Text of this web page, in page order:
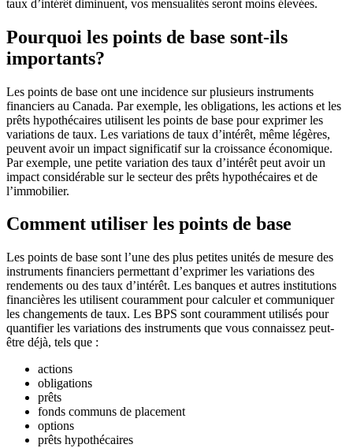
taux d’intérêt diminuent, vos mensualités seront moins élevées.
Pourquoi les points de base sont-ils
importants?
Les points de base ont une incidence sur plusieurs instruments
financiers au Canada. Par exemple, les obligations, les actions et les
prêts hypothécaires utilisent les points de base pour exprimer les
variations de taux. Les variations de taux d’intérêt, même légères,
peuvent avoir un impact significatif sur la croissance économique.
Par exemple, une petite variation des taux d’intérêt peut avoir un
impact considérable sur le secteur des prêts hypothécaires et de
l’immobilier.
Comment utiliser les points de base
Les points de base sont l’une des plus petites unités de mesure des
instruments financiers permettant d’exprimer les variations des
rendements ou des taux d’intérêt. Les banques et autres institutions
financières les utilisent couramment pour calculer et communiquer
les changements de taux. Les BPS sont couramment utilisés pour
quantifier les variations des instruments que vous connaissez peut-
être déjà, tels que :
actions
obligations
prêts
fonds communs de placement
options
prêts hypothécaires